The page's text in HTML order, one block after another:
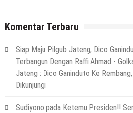
Komentar Terbaru
Siap Maju Pilgub Jateng, Dico
Terbangun Dengan Raffi Ahmad -
Jateng : Dico Ganinduto Ke
Dikunjungi
Sudiyono pada Ketemu Presiden!!